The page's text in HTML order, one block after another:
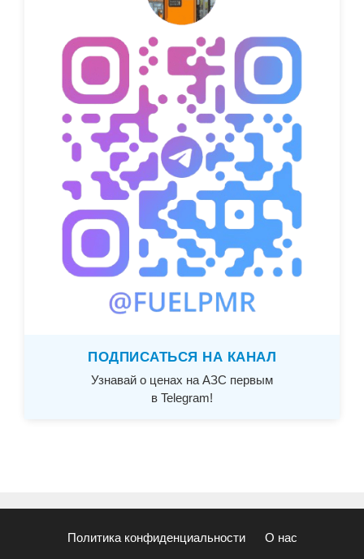
ПОДПИСАТЬСЯ НА КАНАЛ
Узнавай о ценах на АЗС первым
в Telegram!
Политика конфиденциальности О нас